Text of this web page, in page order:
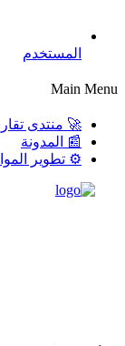
المستخدم
Main Menu
🚀 منتدى
📰 المدونة
⚙️ تطوير